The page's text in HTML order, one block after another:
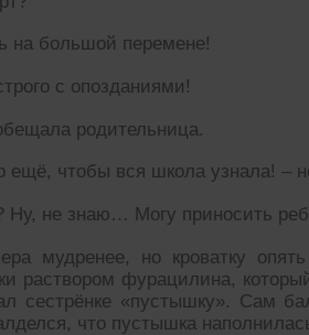
на большой перемене!
с опозданиями!
родительница.
чтобы вся школа узнала! –
не знаю… Могу приносить
мудренее, но кроватку
раствором фурацилина,
сестрёнке «пустышку». Сам
что пустышка